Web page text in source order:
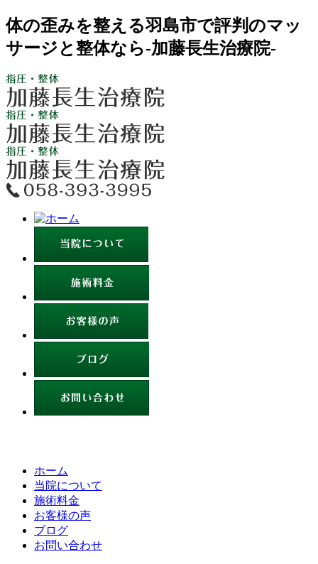
体の歪みを整える羽島市で評判のマッ
サージと整体なら-加藤長生治療院-
ホーム
当院について
施術料金
お客様の声
ブログ
お問い合わせ